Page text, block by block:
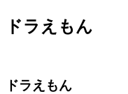
ドラえもん
ドラえもん